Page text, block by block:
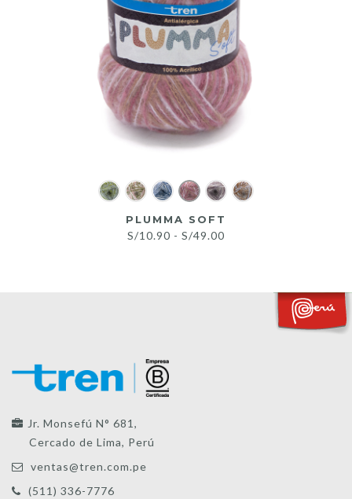
PLUMMA SOFT
S/10.90 - S/49.00
Jr. Monsefú N° 681,
Cercado de Lima, Perú
ventas@tren.com.pe
(511) 336-7776